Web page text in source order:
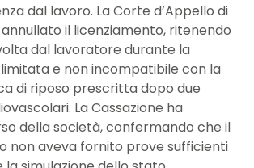
CONTATTI
dal lavoro. La Corte d’Appello di
il licenziamento, ritenendo
dal lavoratore durante la
e non incompatibile con la
di riposo prescritta dopo due
La Cassazione ha
della società, confermando che il
non aveva fornito prove sufficienti